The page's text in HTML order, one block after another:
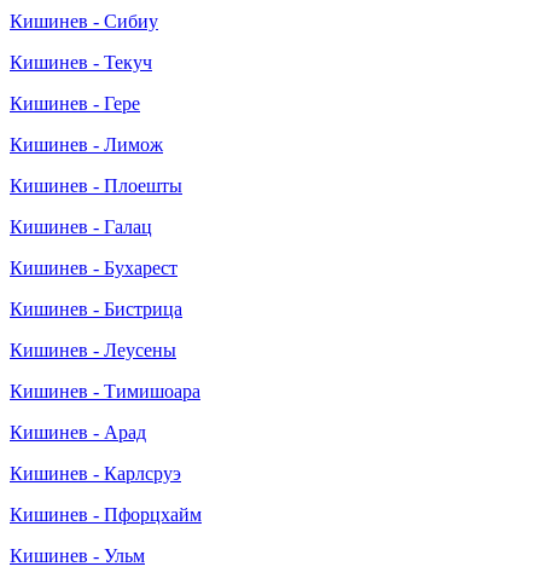
Кишинев - Сибиу
Кишинев - Текуч
Кишинев - Гере
Кишинев - Лимож
Кишинев - Плоешты
Кишинев - Галац
Кишинев - Бухарест
Кишинев - Бистрица
Кишинев - Леусены
Кишинев - Тимишоара
Кишинев - Арад
Кишинев - Карлсруэ
Кишинев - Пфорцхайм
Кишинев - Ульм